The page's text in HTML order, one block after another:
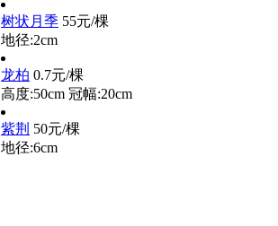
树状月季 55元/棵
地径:2cm
龙柏 0.7元/棵
高度:50cm 冠幅:20cm
紫荆 50元/棵
地径:6cm